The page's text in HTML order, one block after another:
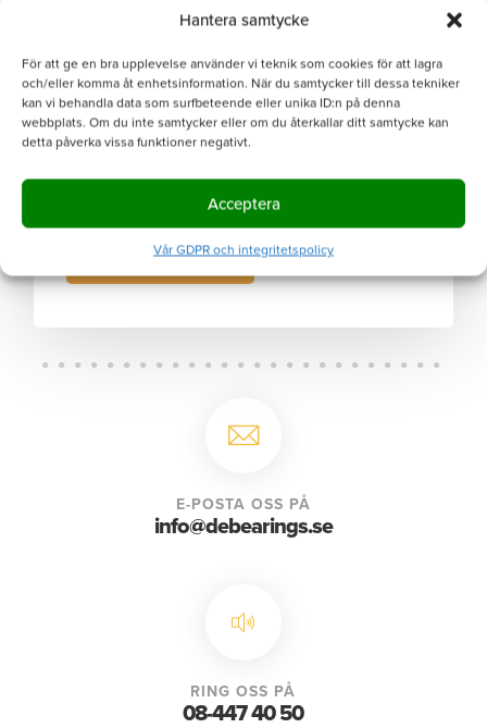
Hantera samtycke
För att ge en bra upplevelse använder vi teknik som cookies för att lagra
och/eller komma åt enhetsinformation. När du samtycker till dessa tekniker
kan vi behandla data som surfbeteende eller unika ID:n på denna
webbplats. Om du inte samtycker eller om du återkallar ditt samtycke kan
detta påverka vissa funktioner negativt.
Acceptera
Vår GDPR och integritetspolicy
0 av 600 maximalt antal tecken
En hanteringskostnad på 500 SEK kommer
debiteras om ordervärdet understiger 1000
E-POSTA OSS PÅ
info@debearings.se
RING OSS PÅ
08-447 40 50